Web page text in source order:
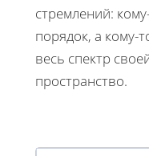
стремлений:
порядок, а кому-
весь спектр
пространство.